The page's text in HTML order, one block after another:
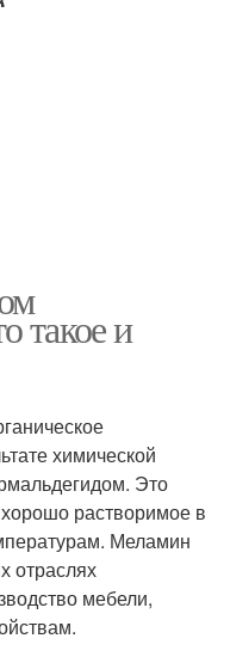
такое и
химической
Это
растворимое в
Меламин
отраслях
мебели,